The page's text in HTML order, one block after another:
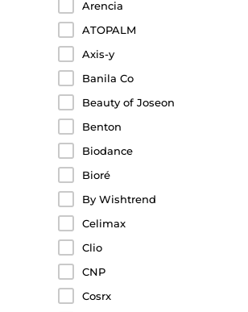
Arencia
ATOPALM
Axis-y
Banila Co
Beauty of Joseon
Benton
Biodance
Bioré
By Wishtrend
Celimax
Clio
CNP
Cosrx